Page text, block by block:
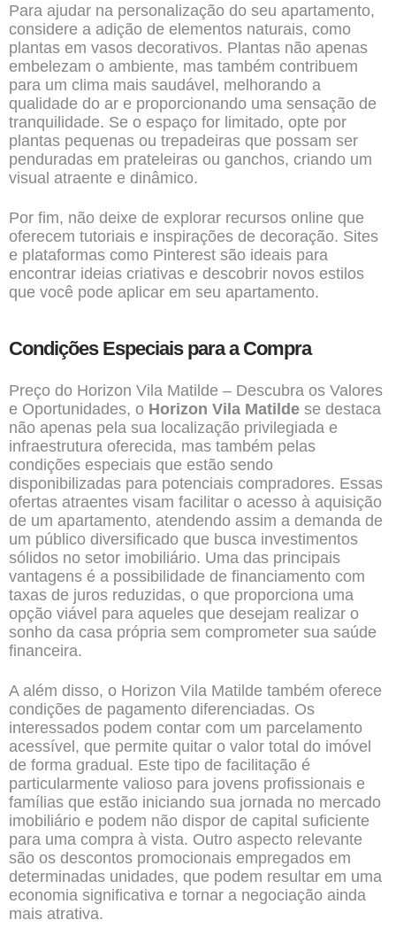
Para ajudar na personalização do seu apartamento,
considere a adição de elementos naturais, como
plantas em vasos decorativos. Plantas não apenas
embelezam o ambiente, mas também contribuem
para um clima mais saudável, melhorando a
qualidade do ar e proporcionando uma sensação de
tranquilidade. Se o espaço for limitado, opte por
plantas pequenas ou trepadeiras que possam ser
penduradas em prateleiras ou ganchos, criando um
visual atraente e dinâmico.
Por fim, não deixe de explorar recursos online que
oferecem tutoriais e inspirações de decoração. Sites
e plataformas como Pinterest são ideais para
encontrar ideias criativas e descobrir novos estilos
que você pode aplicar em seu apartamento.
Condições Especiais para a Compra
Preço do Horizon Vila Matilde – Descubra os Valores
e Oportunidades, o Horizon Vila Matilde se destaca
não apenas pela sua localização privilegiada e
infraestrutura oferecida, mas também pelas
condições especiais que estão sendo
disponibilizadas para potenciais compradores. Essas
ofertas atraentes visam facilitar o acesso à aquisição
de um apartamento, atendendo assim a demanda de
um público diversificado que busca investimentos
sólidos no setor imobiliário. Uma das principais
vantagens é a possibilidade de financiamento com
taxas de juros reduzidas, o que proporciona uma
opção viável para aqueles que desejam realizar o
sonho da casa própria sem comprometer sua saúde
financeira.
A além disso, o Horizon Vila Matilde também oferece
condições de pagamento diferenciadas. Os
interessados podem contar com um parcelamento
acessível, que permite quitar o valor total do imóvel
de forma gradual. Este tipo de facilitação é
particularmente valioso para jovens profissionais e
famílias que estão iniciando sua jornada no mercado
imobiliário e podem não dispor de capital suficiente
para uma compra à vista. Outro aspecto relevante
são os descontos promocionais empregados em
determinadas unidades, que podem resultar em uma
economia significativa e tornar a negociação ainda
mais atrativa.